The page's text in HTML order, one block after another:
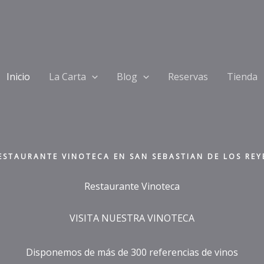
Inicio La Carta Blog Reservas Tienda
VINOTECA EN SAN SEBASTIAN DE LOS
Restaurante Vinoteca
VISITA NUESTRA VINOTECA
Disponemos de más de 300 referencias de vinos